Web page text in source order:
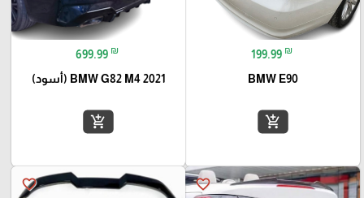
199.99 ₪
BMW E90
add_shopping_cart
699.99 ₪
BMW G82 M4 2021 (أسود)
add_shopping_cart
favorite_border
favorite_border